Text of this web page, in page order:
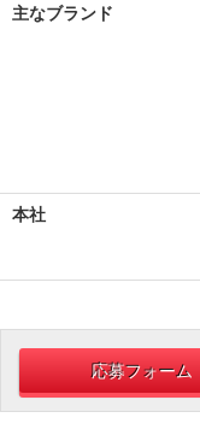
主なブランド
本社
応募フォーム